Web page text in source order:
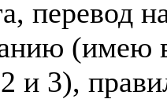
перевод
(имею
и 3),